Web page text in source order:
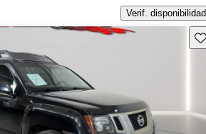
Verif. disponibilidad